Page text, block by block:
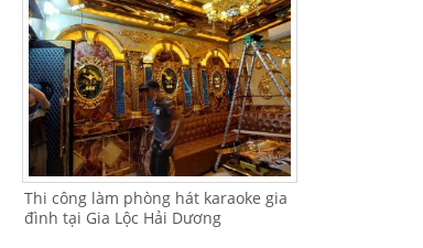
Thi công làm phòng hát karaoke gia
đình tại Gia Lộc Hải Dương